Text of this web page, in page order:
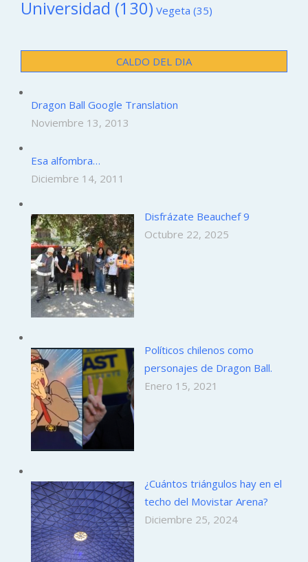
Universidad (130) Vegeta (35)
CALDO DEL DIA
Dragon Ball Google Translation
Noviembre 13, 2013
Esa alfombra…
Diciembre 14, 2011
Disfrázate Beauchef 9
Octubre 22, 2025
Políticos chilenos como
personajes de Dragon Ball.
Enero 15, 2021
¿Cuántos triángulos hay en el
techo del Movistar Arena?
Diciembre 25, 2024